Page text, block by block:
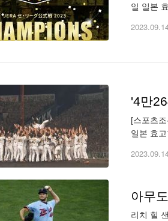
일 일본
'4만
[스포츠
일본 효
아무
리치 힐